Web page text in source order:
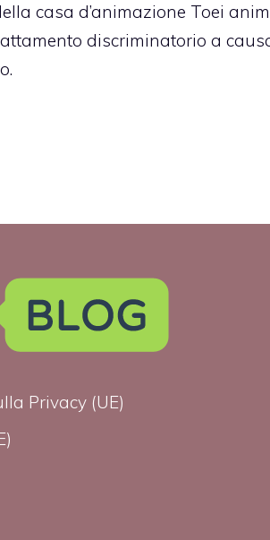
casa d’animazione Toei
discriminatorio a
Privacy (UE)